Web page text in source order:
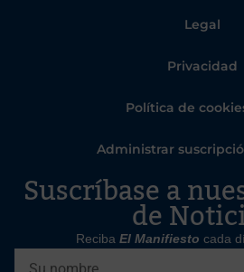
Legal
Privacidad
Política de
Administrar
Suscríbase a
de
Reciba El Manifiesto cada